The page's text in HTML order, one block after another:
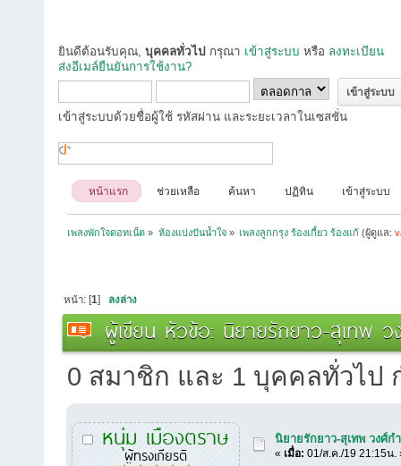
ยินดีต้อนรับคุณ, บุคคลทั่วไป กรุณา เข้าสู่ระบบ หรือ ลงทะเบียน
ส่งอีเมล์ยืนยันการใช้งาน?
เข้าสู่ระบบด้วยชื่อผู้ใช้ รหัสผ่าน และระยะเวลาในเซสชั่น
หน้าแรก ช่วยเหลือ ค้นหา ปฏิทิน เข้าสู่ระบบ
เพลงพักใจดอทเน็ต » ห้องแบ่งปันน้ำใจ» เพลงลูกกรุง ร้องเกี้ยว ร้องแก้ (ผู้ดูแล:
หน้า: [1] ลงล่าง
ผู้เขียน หัวข้อ: นิยายรักยาว-สุเทพ
0 สมาชิก และ 1 บุคคลทั่วไป
หนุ่ม เมืองตราษ
ผู้ทรงเกียรติ
นิยายรักยาว-สุเทพ วงศ์ก
« เมื่อ: 01/ส.ค./19 21:15น.